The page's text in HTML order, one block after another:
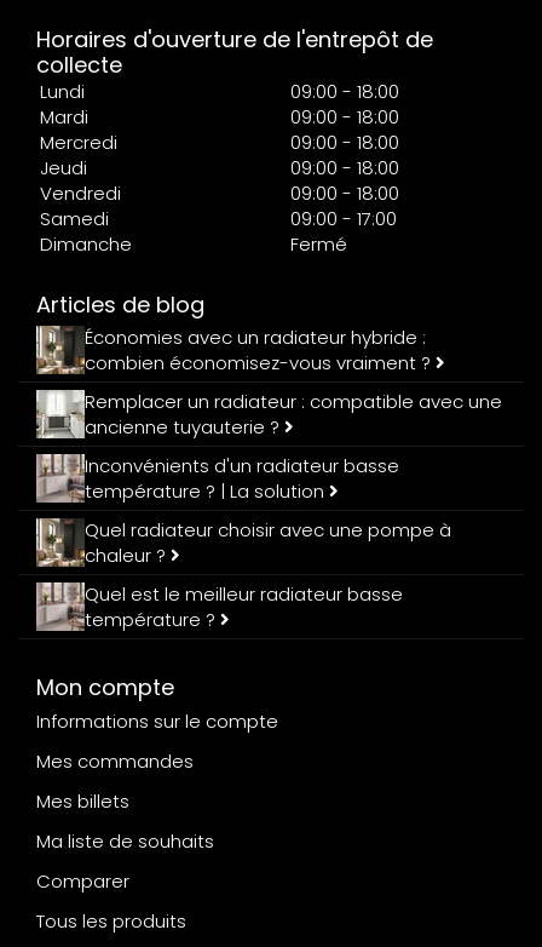
Horaires d'ouverture de l'entrepôt de
collecte
Lundi
09:00 - 18:00
Mardi
09:00 - 18:00
Mercredi
09:00 - 18:00
Jeudi
09:00 - 18:00
Vendredi
09:00 - 18:00
Samedi
09:00 - 17:00
Dimanche
Fermé
Articles de blog
Économies avec un radiateur hybride :
combien économisez-vous vraiment ?
Remplacer un radiateur : compatible avec une
ancienne tuyauterie ?
Inconvénients d'un radiateur basse
température ? | La solution
Quel radiateur choisir avec une pompe à
chaleur ?
Quel est le meilleur radiateur basse
température ?
Mon compte
Informations sur le compte
Mes commandes
Mes billets
Ma liste de souhaits
Comparer
Tous les produits